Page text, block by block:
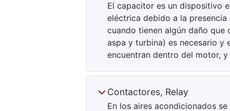
El capacitor es un dispositivo
eléctrica debido a la
cuando tienen algún daño que
aspa y turbina) es necesario y
encuentran dentro del motor,
Contactores, Relay
En los aires acondicionados